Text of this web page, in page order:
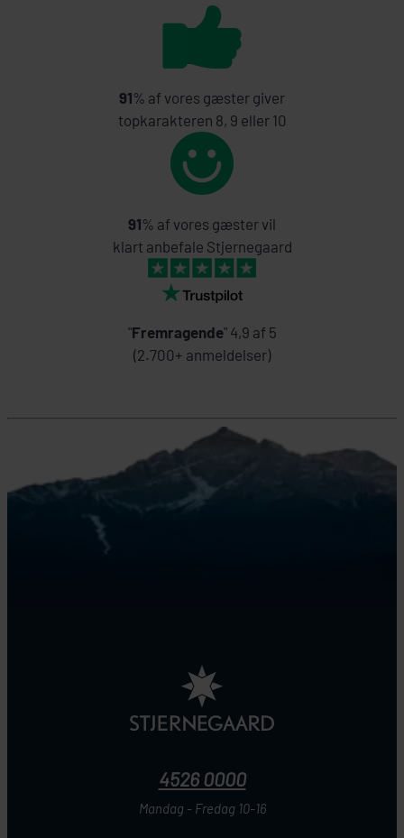
91% af vores gæster giver
topkarakteren 8, 9 eller 10
91% af vores gæster vil
klart anbefale Stjernegaard
"Fremragende" 4,9 af 5
(2.700+ anmeldelser)
4526 0000
Mandag - Fredag 10-16